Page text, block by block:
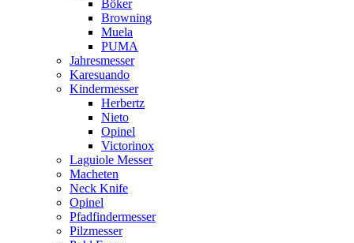
Böker
Browning
Muela
PUMA
Jahresmesser
Karesuando
Kindermesser
Herbertz
Nieto
Opinel
Victorinox
Laguiole Messer
Macheten
Neck Knife
Opinel
Pfadfindermesser
Pilzmesser